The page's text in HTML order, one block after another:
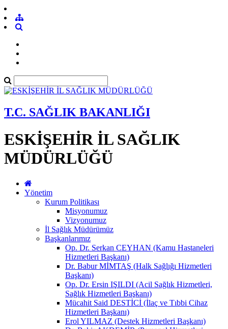
T.C. SAĞLIK BAKANLIĞI
ESKİŞEHİR İL SAĞLIK
MÜDÜRLÜĞÜ
Yönetim
Kurum Politikası
Misyonumuz
Vizyonumuz
İl Sağlık Müdürümüz
Başkanlarımız
Op. Dr. Serkan CEYHAN (Kamu Hastaneleri
Hizmetleri Başkanı)
Dr. Babur MİMTAŞ (Halk Sağlığı Hizmetleri
Başkanı)
Op. Dr. Ersin IŞILDI (Acil Sağlık Hizmetleri,
Sağlık Hizmetleri Başkanı)
Mücahit Said DESTİCİ (İlaç ve Tıbbi Cihaz
Hizmetleri Başkanı)
Erol YILMAZ (Destek Hizmetleri Başkanı)